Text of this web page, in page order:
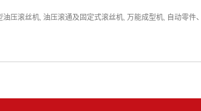
油压滚丝机 油压滚通及固定式滚丝机 万能成型机 自动零件